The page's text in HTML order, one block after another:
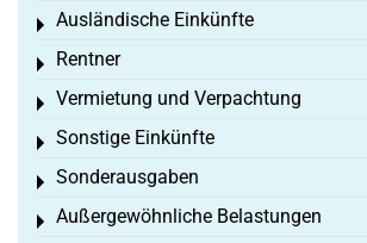
Ausländische Einkünfte
Toggle menu
Rentner
Toggle menu
Vermietung und Verpachtung
Toggle menu
Sonstige Einkünfte
Toggle menu
Sonderausgaben
Toggle menu
Außergewöhnliche Belastungen
Toggle menu